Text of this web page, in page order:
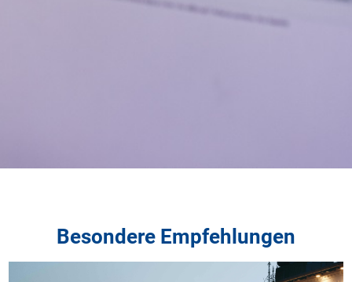
Besondere Empfehlungen